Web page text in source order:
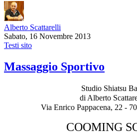
Alberto Scattarelli
Sabato, 16 Novembre 2013
Testi sito
Massaggio Sportivo
Studio Shiatsu
di Alberto
Via Enrico Pappacena, 22 -
COOMING